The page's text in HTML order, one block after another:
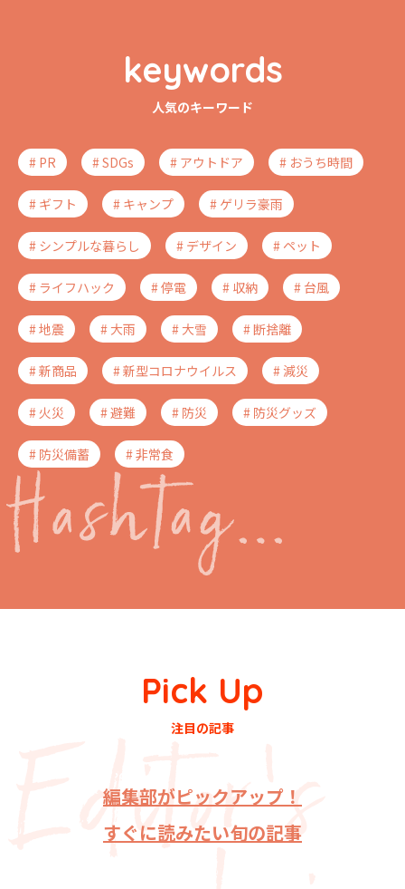
keywords
人気のキーワード
# PR # SDGs # アウトドア # おうち時間
# ギフト # キャンプ # ゲリラ豪雨
# シンプルな暮らし # デザイン # ペット
# ライフハック # 停電 # 収納 # 台風
# 地震 # 大雨 # 大雪 # 断捨離
# 新商品 # 新型コロナウイルス # 減災
# 火災 # 避難 # 防災 # 防災グッズ
# 防災備蓄 # 非常食
Pick Up
注目の記事
編集部がピックアップ！
すぐに読みたい旬の記事